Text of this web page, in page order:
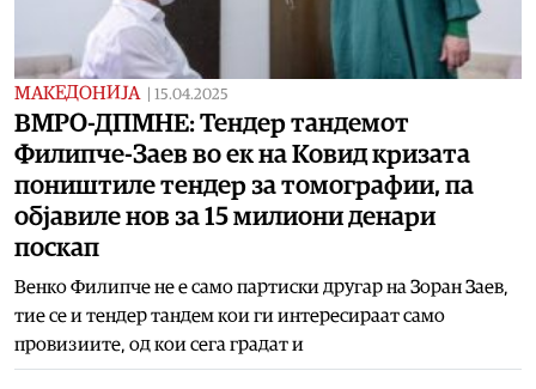
МАКЕДОНИЈА 15.04.2025
ВМРО-ДПМНЕ: Тендер тандемот
Филипче-Заев во ек на Ковид кризата
поништиле тендер за томографии, па
објавиле нов за 15 милиони денари
поскап
Венко Филипче не е само партиски другар на Зоран Заев,
тие се и тендер тандем кои ги интересираат само
провизиите, од кои сега градат и